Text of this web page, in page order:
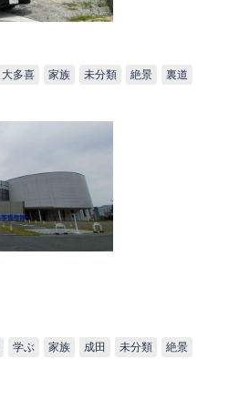
大多喜 家族 未分類 絶景 裏道
学ぶ 家族 成田 未分類 絶景